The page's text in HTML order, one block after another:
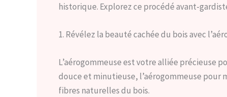
historique. Explorez ce procédé avant-
1. Révélez la beauté cachée du bois avec
L’aérogommeuse est votre alliée précieuse
douce et minutieuse, l’aérogommeuse pour
fibres naturelles du bois.